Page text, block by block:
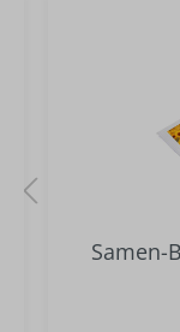
Samen-